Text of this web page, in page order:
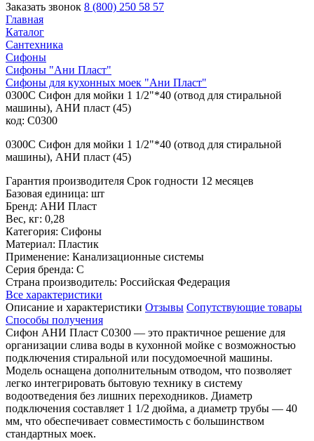
Заказать звонок 8 (800) 250 58 57
Главная
Каталог
Сантехника
Сифоны
Сифоны "Ани Пласт"
Сифоны для кухонных моек "Ани Пласт"
0300C Сифон для мойки 1 1/2"*40 (отвод для стиральной
машины), АНИ пласт (45)
код: C0300
0300C Сифон для мойки 1 1/2"*40 (отвод для стиральной
машины), АНИ пласт (45)
Гарантия производителя Срок годности 12 месяцев
Базовая единица: шт
Бренд: АНИ Пласт
Вес, кг: 0,28
Категория: Сифоны
Материал: Пластик
Применение: Канализационные системы
Серия бренда: С
Страна производитель: Российская Федерация
Все характеристики
Описание и характеристики Отзывы Сопутствующие товары
Способы получения
Сифон АНИ Пласт C0300 — это практичное решение для
организации слива воды в кухонной мойке с возможностью
подключения стиральной или посудомоечной машины.
Модель оснащена дополнительным отводом, что позволяет
легко интегрировать бытовую технику в систему
водоотведения без лишних переходников. Диаметр
подключения составляет 1 1/2 дюйма, а диаметр трубы — 40
мм, что обеспечивает совместимость с большинством
стандартных моек.